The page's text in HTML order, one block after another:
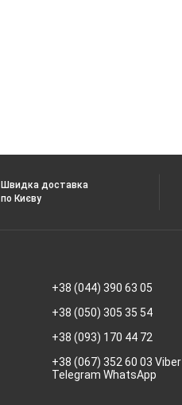
Швидка доставка
по Києву
+38 (044) 390 63 05
+38 (050) 305 35 54
+38 (093) 170 44 72
+38 (067) 352 60 03 Viber
Telegram WhatsApp